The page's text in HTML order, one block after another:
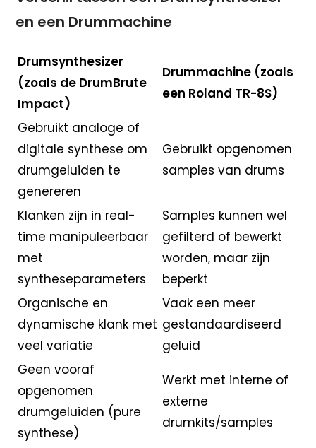
en een Drummachine
Drumsynthesizer
(zoals de DrumBrute
Impact)
Drummachine (zoals
een Roland TR-8S)
Gebruikt analoge of
digitale synthese om
drumgeluiden te
genereren
Gebruikt opgenomen
samples van drums
Klanken zijn in real-
time manipuleerbaar
met
syntheseparameters
Samples kunnen wel
gefilterd of bewerkt
worden, maar zijn
beperkt
Organische en
dynamische klank met
veel variatie
Vaak een meer
gestandaardiseerd
geluid
Geen vooraf
opgenomen
drumgeluiden (pure
synthese)
Werkt met interne of
externe
drumkits/samples